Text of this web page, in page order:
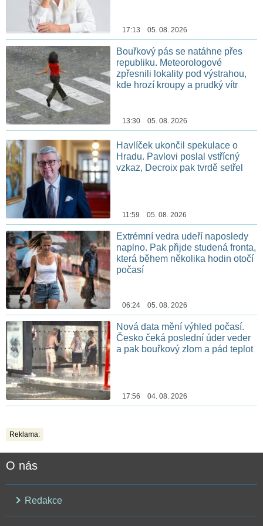
17:13 05. 08. 2026
Bouřkový pás se natáhne přes
republiku. Meteorologové
zpřesnili lokality pod výstrahou,
kde hrozí kroupy a prudký vítr
13:30 05. 08. 2026
Havlíček ukončil spekulace o
Hradu. Pavlovi poslal vstřícný
vzkaz, Decroix pak tvrdě setřel
11:59 05. 08. 2026
Extrémní vedra udeří naposledy
naplno. Pak přijde studená fronta,
která během několika hodin otočí
počasí
06:24 05. 08. 2026
Nová data mění výhled počasí.
Česko čeká poslední úder veder
a pak bouřkový zlom a pád teplot
17:56 04. 08. 2026
Reklama:
O nás
Redakce